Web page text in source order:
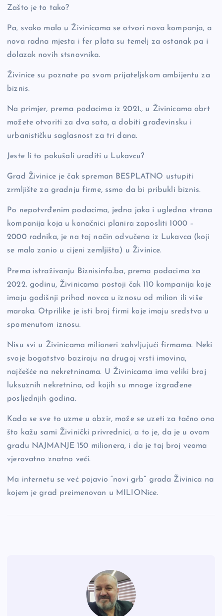
Zašto je to tako?
Pa, svako malo u Živinicama se otvori nova kompanja, a
nova radna mjesta i fer plata su temelj za ostanak pa i
dolazak novih stsnovnika.
Živinice su poznate po svom prijateljskom ambijentu za
biznis.
Na primjer, prema podacima iz 2021., u Živinicama obrt
možete otvoriti za dva sata, a dobiti građevinsku i
urbanističku saglasnost za tri dana.
Jeste li to pokušali uraditi u Lukavcu?
Grad Živinice je čak spreman BESPLATNO ustupiti
zrmljište za gradnju firme, ssmo da bi pribukli biznis.
Po nepotvrđenim podacima, jedna jaka i ugledna strana
kompanija koja u konačnici planira zaposliti 1000 –
2000 radnika, je na taj način odvučena iz Lukavca (koji
se malo zanio u cijeni zemljišta) u Živinice.
Prema istraživanju Biznisinfo.ba, prema podacima za
2022. godinu, Živinicama postoji čak 110 kompanija koje
imaju godišnji prihod novca u iznosu od milion ili više
maraka. Otprilike je isti broj firmi koje imaju sredstva u
spomenutom iznosu.
Nisu svi u Živinicama milioneri zahvljujući firmama. Neki
svoje bogatstvo baziraju na drugoj vrsti imovina,
najčešće na nekretninama. U Živinicama ima veliki broj
luksuznih nekretnina, od kojih su mnoge izgrađene
posljednjih godina.
Kada se sve to uzme u obzir, može se uzeti za tačno ono
što kažu sami Živinički privrednici, a to je, da je u ovom
gradu NAJMANJE 150 milionera, i da je taj broj veoma
vjerovatno znatno veći.
Ma internetu se već pojavio “novi grb” grada Živinica na
kojem je grad preimenovan u MILIONice.